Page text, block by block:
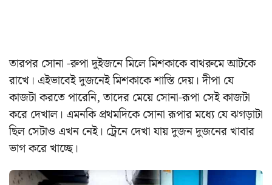
তারপর সোনা -রুপা দুইজনে মিলে মিশকাকে বাথরুমে আটকে
রাখে। এইভাবেই দুজনেই মিশকাকে শাস্তি দেয়। দীপা যে
কাজটা করতে পারেনি, তাদের মেয়ে সোনা-রূপা সেই কাজটা
করে দেখাল। এমনকি প্রথমদিকে সোনা রূপার মধ্যে যে ঝগড়াটা
ছিল সেটাও এখন নেই। ট্রেনে দেখা যায় দুজন দুজনের খাবার
ভাগ করে খাচ্ছে।